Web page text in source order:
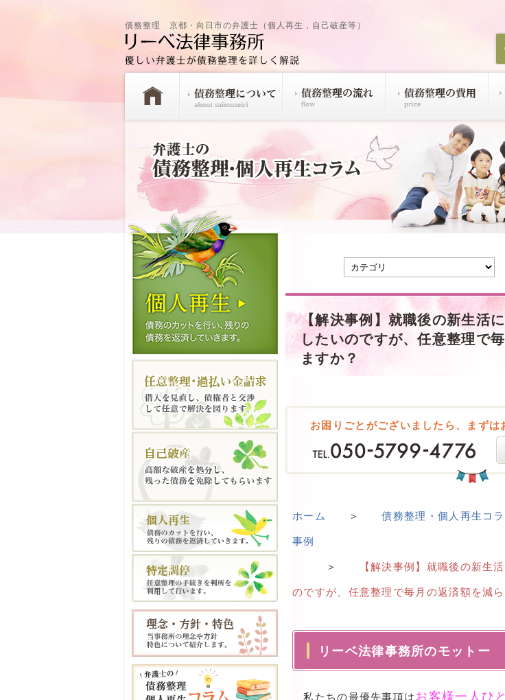
債務整理 京都・向日市の弁護士（個人再生，自己破産等）
【解決事例】就職後の新生活
したいのですが、任意整理で
ますか？
お困りごとがございましたら、まずは
ホーム ＞債務整理・個人再生コラ
事例
＞ 【解決事例】就職後の新生
のですが、任意整理で毎月の返済額を減ら
リーベ法律事務所のモットー
私たちの最優先事項はお客様一人ひ